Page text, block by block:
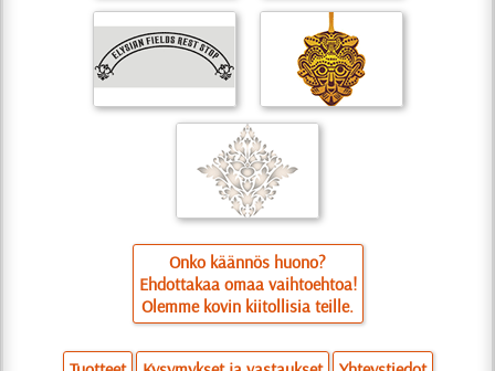
Onko käännös huono?
Ehdottakaa omaa vaihtoehtoa!
Olemme kovin kiitollisia teille.